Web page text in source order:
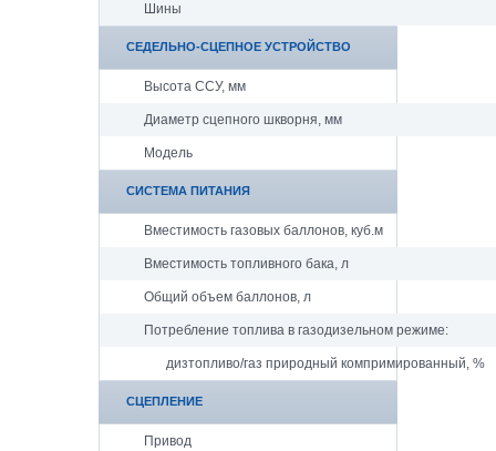
Шины
СЕДЕЛЬНО-СЦЕПНОЕ УСТРОЙСТВО
Высота ССУ, мм
Диаметр сцепного шкворня, мм
Модель
СИСТЕМА ПИТАНИЯ
Вместимость газовых баллонов, куб.м
Вместимость топливного бака, л
Общий объем баллонов, л
Потребление топлива в газодизельном режиме:
дизтопливо/газ природный компримированный, %
СЦЕПЛЕНИЕ
Привод